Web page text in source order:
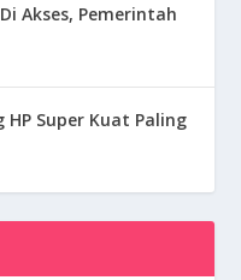
Akses, Pemerintah
HP Super Kuat Paling